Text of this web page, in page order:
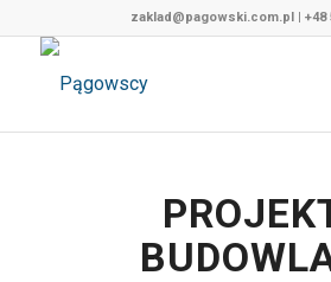
zaklad@pagowski.com.pl| +48